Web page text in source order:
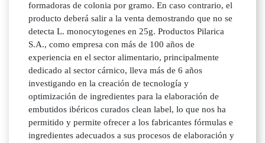
formadoras de colonia por gramo. En caso contrario, el
producto deberá salir a la venta demostrando que no se
detecta L. monocytogenes en 25g. Productos Pilarica
S.A., como empresa con más de 100 años de
experiencia en el sector alimentario, principalmente
dedicado al sector cárnico, lleva más de 6 años
investigando en la creación de tecnología y
optimización de ingredientes para la elaboración de
embutidos ibéricos curados clean label, lo que nos ha
permitido y permite ofrecer a los fabricantes fórmulas e
ingredientes adecuados a sus procesos de elaboración y